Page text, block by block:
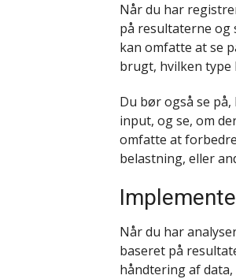
Når du har
på resultaterne og
kan omfatte at se
brugt, hvilken type
Du bør også se
input, og se, om
omfatte at
belastning, eller
Når du har
baseret på
håndtering af